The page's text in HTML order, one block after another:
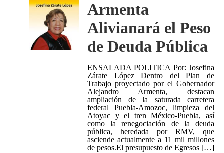
Armenta
Alivianará el Peso
de Deuda Pública
ENSALADA POLITICA Por: Josefina
Zárate López Dentro del Plan de
Trabajo proyectado por el Gobernador
Alejandro Armenta, destacan
ampliación de la saturada carretera
federal Puebla-Amozoc, limpieza del
Atoyac y el tren México-Puebla, así
como la renegociación de la deuda
pública, heredada por RMV, que
asciende actualmente a 11 mil millones
de pesos.El presupuesto de Egresos […]